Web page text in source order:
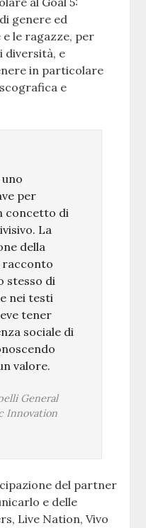
genere ed
le ragazze, per
diversità, e
in particolare
e
per
concetto di
La
della
racconto
stesso di
nei testi
tener
sociale di
valore.
General
Innovation
del partner
e delle
Live Nation, Vivo